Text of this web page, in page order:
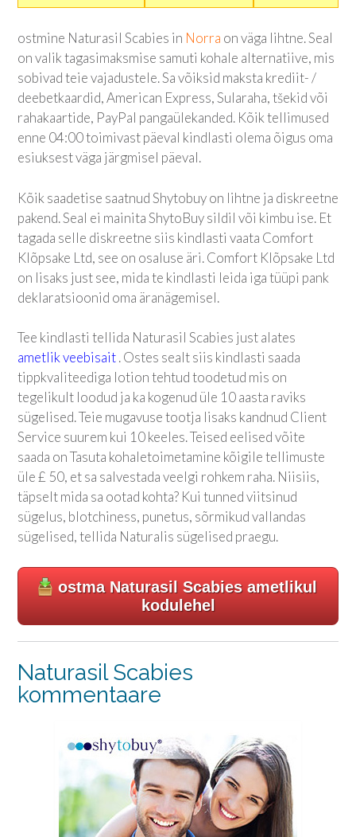
ostmine Naturasil Scabies in Norra on väga lihtne. Seal
on valik tagasimaksmise samuti kohale alternatiive, mis
sobivad teie vajadustele. Sa võiksid maksta krediit- /
deebetkaardid, American Express, Sularaha, tšekid või
rahakaartide, PayPal pangaülekanded. Kõik tellimused
enne 04:00 toimivast päeval kindlasti olema õigus oma
esiuksest väga järgmisel päeval.
Kõik saadetise saatnud Shytobuy on lihtne ja diskreetne
pakend. Seal ei mainita ShytoBuy sildil või kimbu ise. Et
tagada selle diskreetne siis kindlasti vaata Comfort
Klõpsake Ltd, see on osaluse äri. Comfort Klõpsake Ltd
on lisaks just see, mida te kindlasti leida iga tüüpi pank
deklaratsioonid oma äranägemisel.
Tee kindlasti tellida Naturasil Scabies just alates
ametlik veebisait. Ostes sealt siis kindlasti saada
tippkvaliteediga lotion tehtud toodetud mis on
tegelikult loodud ja ka kogenud üle 10 aasta raviks
sügelised. Teie mugavuse tootja lisaks kandnud Client
Service suurem kui 10 keeles. Teised eelised võite
saada on Tasuta kohaletoimetamine kõigile tellimuste
üle £ 50, et sa salvestada veelgi rohkem raha. Niisiis,
täpselt mida sa ootad kohta? Kui tunned viitsinud
sügelus, blotchiness, punetus, sõrmikud vallandas
sügelised, tellida Naturalis sügelised praegu.
ostma Naturasil Scabies ametlikul
kodulehel
Naturasil Scabies
kommentaare